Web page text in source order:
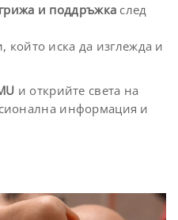
грижа и поддръжка след
който иска да изглежда и
и открийте света на
информация и